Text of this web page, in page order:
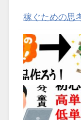
稼ぐための思